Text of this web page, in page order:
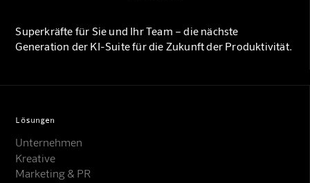
Superkräfte für Sie und Ihr Team – die nächste
Generation der KI-Suite für die Zukunft der Produktivität.
Lösungen
Unternehmen
Kreative
Marketing & PR